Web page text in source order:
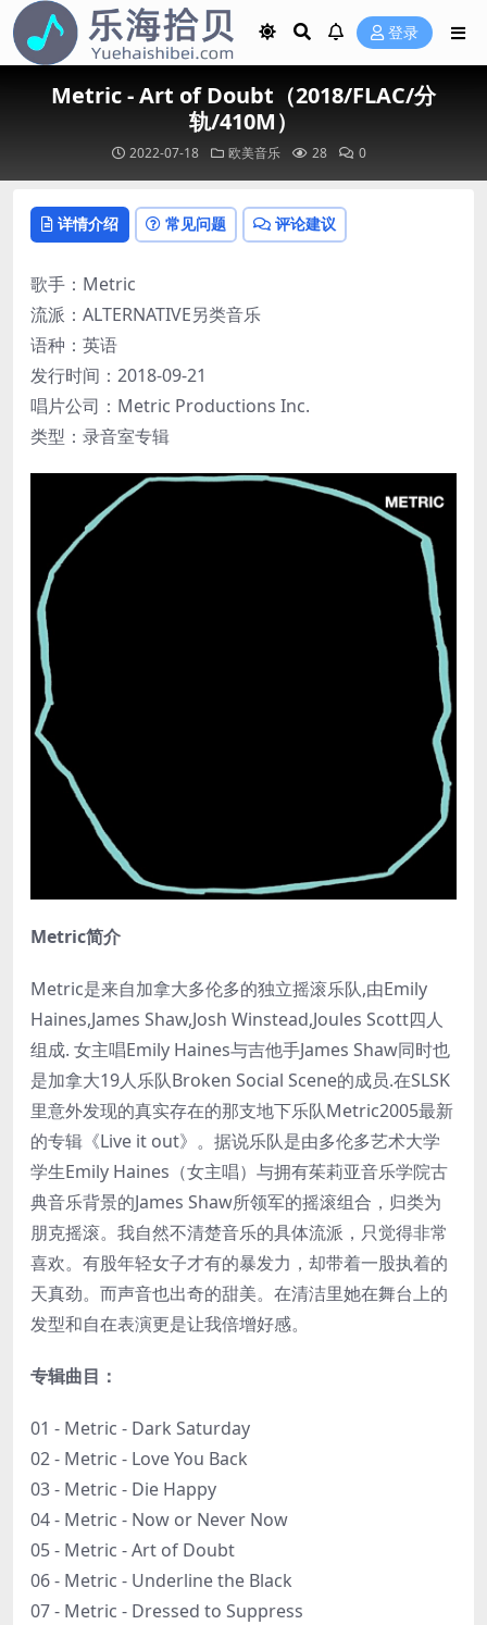
登录
Metric - Art of Doubt（2018/FLAC/分
轨/410M）
2022-07-18 欧美音乐 28 0
详情介绍 常见问题 评论建议
歌手：Metric
流派：ALTERNATIVE另类音乐
语种：英语
发行时间：2018-09-21
唱片公司：Metric Productions Inc.
类型：录音室专辑
Metric简介
Metric是来自加拿大多伦多的独立摇滚乐队,由Emily
Haines,James Shaw,Josh Winstead,Joules Scott四人
组成. 女主唱Emily Haines与吉他手James Shaw同时也
是加拿大19人乐队Broken Social Scene的成员.在SLSK
里意外发现的真实存在的那支地下乐队Metric2005最新
的专辑《Live it out》。据说乐队是由多伦多艺术大学
学生Emily Haines（女主唱）与拥有茱莉亚音乐学院古
典音乐背景的James Shaw所领军的摇滚组合，归类为
朋克摇滚。我自然不清楚音乐的具体流派，只觉得非常
喜欢。有股年轻女子才有的暴发力，却带着一股执着的
天真劲。而声音也出奇的甜美。在清洁里她在舞台上的
发型和自在表演更是让我倍增好感。
专辑曲目：
01 - Metric - Dark Saturday
02 - Metric - Love You Back
03 - Metric - Die Happy
04 - Metric - Now or Never Now
05 - Metric - Art of Doubt
06 - Metric - Underline the Black
07 - Metric - Dressed to Suppress